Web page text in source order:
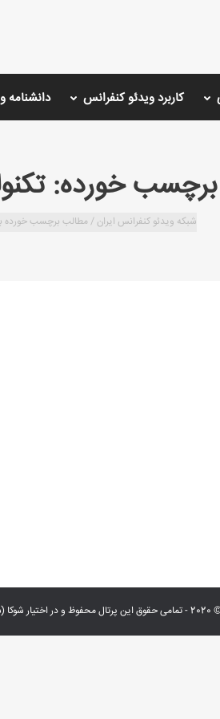
کاربرد ویدئو کنفرانس دانشنامه
خورده:
شبکه ویدئو کنفرانس ایران / مطالب برچسب خورده
شوکا (شبکه ویدئو کنفرانس ایران) می باشد.